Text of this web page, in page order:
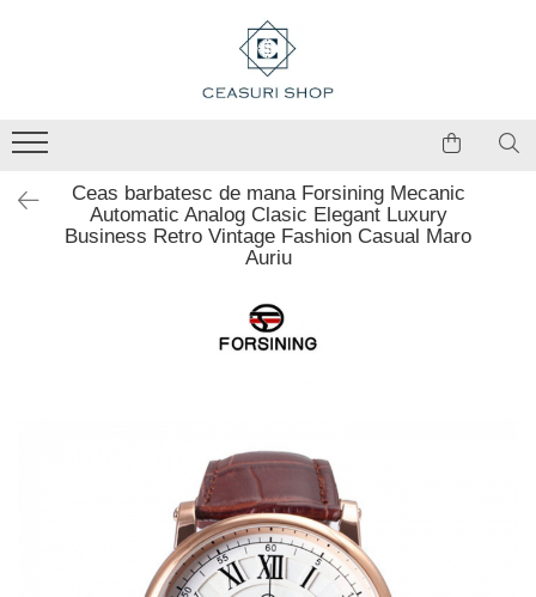
Ceas barbatesc de mana Forsining Mecanic
Automatic Analog Clasic Elegant Luxury
Business Retro Vintage Fashion Casual Maro
Auriu